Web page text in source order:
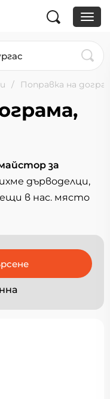
Поправка на
за
дърводелци,
в нас. място